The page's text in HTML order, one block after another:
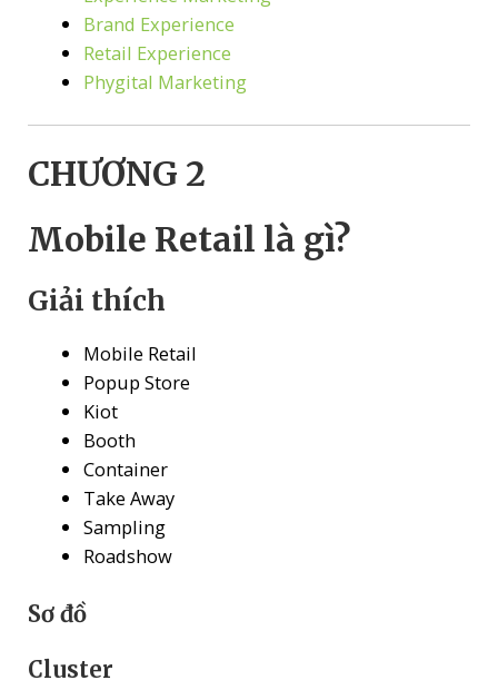
Brand Experience
Retail Experience
Phygital Marketing
CHƯƠNG 2
Mobile Retail là gì?
Giải thích
Mobile Retail
Popup Store
Kiot
Booth
Container
Take Away
Sampling
Roadshow
Sơ đồ
Cluster